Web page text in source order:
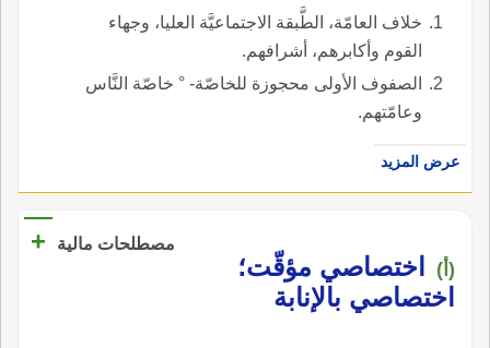
خلاف العامّة، الطَّبقة الاجتماعيَّة العليا، وجهاء
القوم وأكابرهم، أشرافهم.
الصفوف الأولى محجوزة للخاصّة- ° خاصّة النَّاس
وعامّتهم.
عرض المزيد
مصطلحات مالية +
(أ)
اختصاصي مؤقّت؛
اختصاصي بالإنابة